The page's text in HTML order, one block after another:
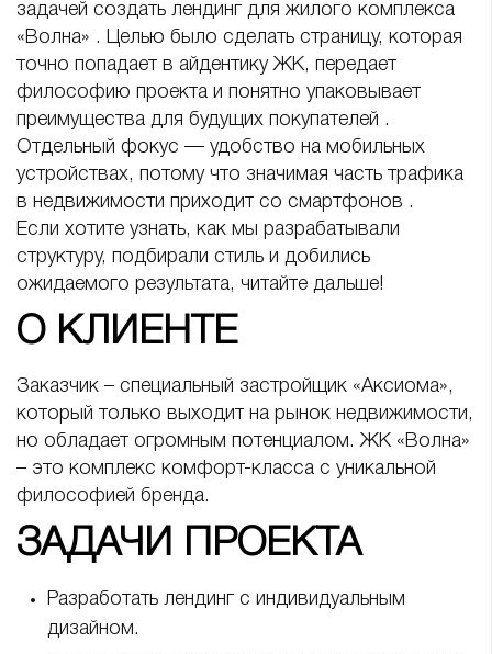
задачей создать лендинг для жилого комплекса
«Волна» . Целью было сделать страницу, которая
точно попадает в айдентику ЖК, передает
философию проекта и понятно упаковывает
преимущества для будущих покупателей .
Отдельный фокус — удобство на мобильных
устройствах, потому что значимая часть трафика
в недвижимости приходит со смартфонов .
Если хотите узнать, как мы разрабатывали
структуру, подбирали стиль и добились
ожидаемого результата, читайте дальше!
О КЛИЕНТЕ
Заказчик – специальный застройщик «Аксиома»,
который только выходит на рынок недвижимости,
но обладает огромным потенциалом. ЖК «Волна»
– это комплекс комфорт-класса с уникальной
философией бренда.
ЗАДАЧИ ПРОЕКТА
Разработать лендинг с индивидуальным
дизайном.